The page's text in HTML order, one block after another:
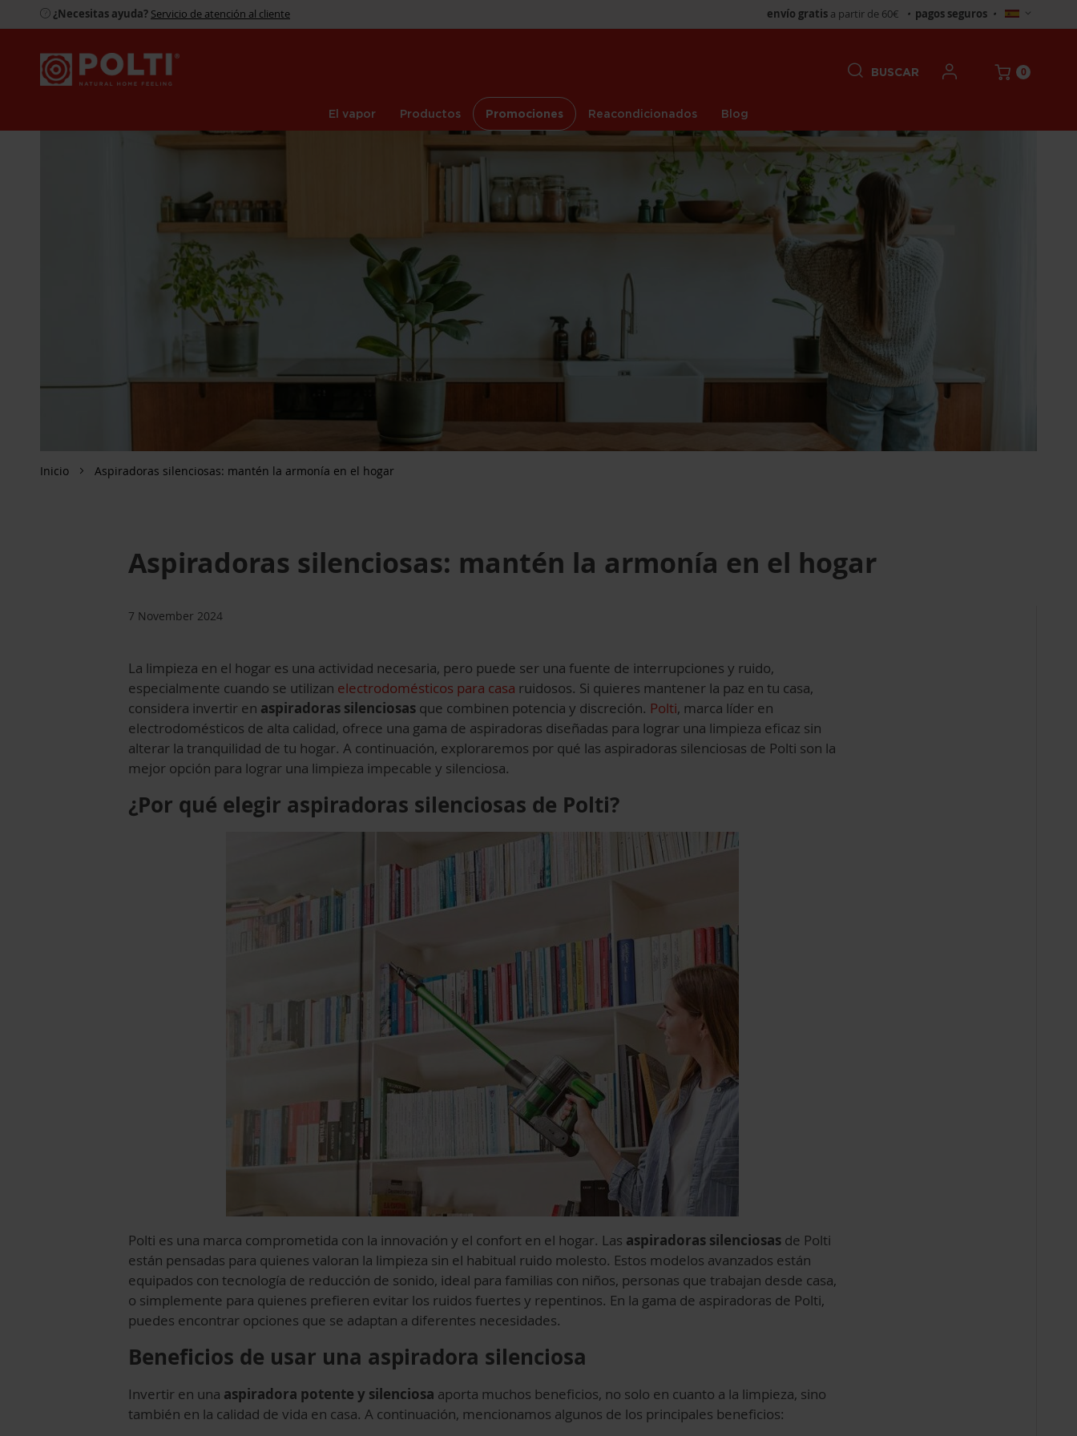
¿Necesitas ayuda? Servicio de atención al cliente envío gratis a partir de 60€ • pagos seguros •
Seleccionar
tienda
El vapor Productos Promociones Reacondicionados Blog
BUSCAR 0
Inicio Aspiradoras silenciosas: mantén la armonía en el hogar
Aspiradoras silenciosas: mantén la armonía en el hogar
7 November 2024
La limpieza en el hogar es una actividad necesaria, pero puede ser una fuente de interrupciones y ruido,
especialmente cuando se utilizan electrodomésticos para casa ruidosos. Si quieres mantener la paz en tu casa,
considera invertir en aspiradoras silenciosas que combinen potencia y discreción. Polti, marca líder en
electrodomésticos de alta calidad, ofrece una gama de aspiradoras diseñadas para lograr una limpieza eficaz sin
alterar la tranquilidad de tu hogar. A continuación, exploraremos por qué las aspiradoras silenciosas de Polti son la
mejor opción para lograr una limpieza impecable y silenciosa.
¿Por qué elegir aspiradoras silenciosas de Polti?
Polti es una marca comprometida con la innovación y el confort en el hogar. Las aspiradoras silenciosas de Polti
están pensadas para quienes valoran la limpieza sin el habitual ruido molesto. Estos modelos avanzados están
equipados con tecnología de reducción de sonido, ideal para familias con niños, personas que trabajan desde casa,
o simplemente para quienes prefieren evitar los ruidos fuertes y repentinos. En la gama de aspiradoras de Polti,
puedes encontrar opciones que se adaptan a diferentes necesidades.
Beneficios de usar una aspiradora silenciosa
Invertir en una aspiradora potente y silenciosa aporta muchos beneficios, no solo en cuanto a la limpieza, sino
también en la calidad de vida en casa. A continuación, mencionamos algunos de los principales beneficios: